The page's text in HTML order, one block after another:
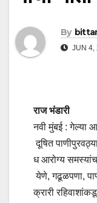
By
JUN 4,
राज भंडारी
नवी मुंबई : गेल्या
दूषित
ध आरोग्य
येणे, गढूळपणा,
क्रारी